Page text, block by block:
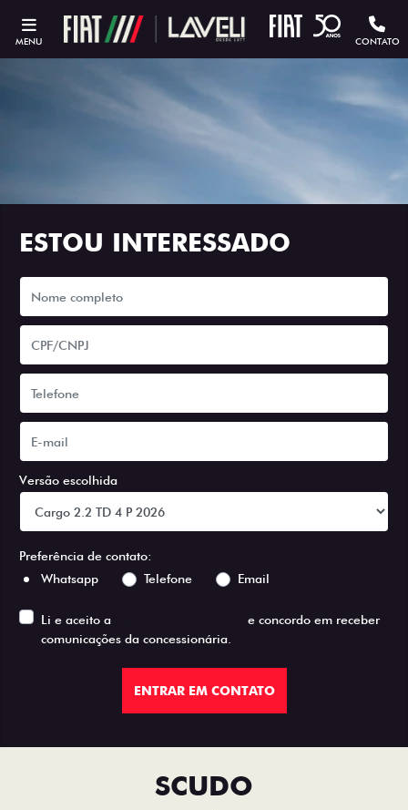
MENU CONTATO
ESTOU INTERESSADO
Versão escolhida
Preferência de contato:
Whatsapp
Telefone Email
Li e aceito a
e concordo em receber
comunicações da concessionária.
ENTRAR EM CONTATO
SCUDO